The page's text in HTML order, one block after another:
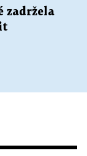
zadržela